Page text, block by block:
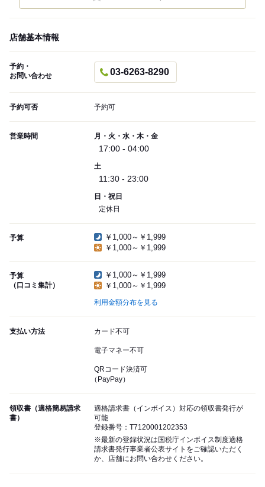
店舗基本情報
予約・
お問い合わせ
03-6263-8290
予約可否 予約可
営業時間 月・火・水・木・金
17:00 - 04:00
土
11:30 - 23:00
日・祝日
定休日
予算
￥1,000～￥1,999
￥1,000～￥1,999
予算
（口コミ集計）
￥1,000～￥1,999
￥1,000～￥1,999
利用金額分布を見る
支払い方法 カード不可
電子マネー不可
QRコード決済可
（PayPay）
領収書（適格簡易請求
書）
適格請求書（インボイス）対応の領収書発行が
可能
登録番号：T7120001202353
※最新の登録状況は国税庁インボイス制度適格
請求書発行事業者公表サイトをご確認いただく
か、店舗にお問い合わせください。